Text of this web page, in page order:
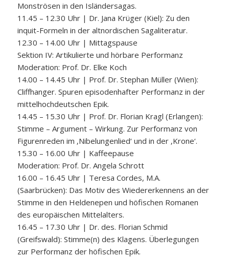
Monströsen in den Isländersagas.
11.45 – 12.30 Uhr | Dr. Jana Krüger (Kiel): Zu den
inquit-Formeln in der altnordischen Sagaliteratur.
12.30 – 14.00 Uhr | Mittagspause
Sektion IV: Artikulierte und hörbare Performanz
Moderation: Prof. Dr. Elke Koch
14.00 – 14.45 Uhr | Prof. Dr. Stephan Müller (Wien):
Cliffhanger. Spuren episodenhafter Performanz in der
mittelhochdeutschen Epik.
14.45 – 15.30 Uhr | Prof. Dr. Florian Kragl (Erlangen):
Stimme – Argument – Wirkung. Zur Performanz von
Figurenreden im ‚Nibelungenlied‘ und in der ‚Krone‘.
15.30 – 16.00 Uhr | Kaffeepause
Moderation: Prof. Dr. Angela Schrott
16.00 – 16.45 Uhr | Teresa Cordes, M.A.
(Saarbrücken): Das Motiv des Wiedererkennens an der
Stimme in den Heldenepen und höfischen Romanen
des europäischen Mittelalters.
16.45 – 17.30 Uhr | Dr. des. Florian Schmid
(Greifswald): Stimme(n) des Klagens. Überlegungen
zur Performanz der höfischen Epik.